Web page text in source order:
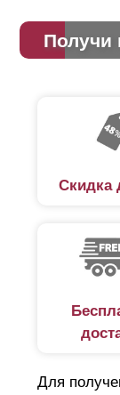
Получи
Скидка
Для